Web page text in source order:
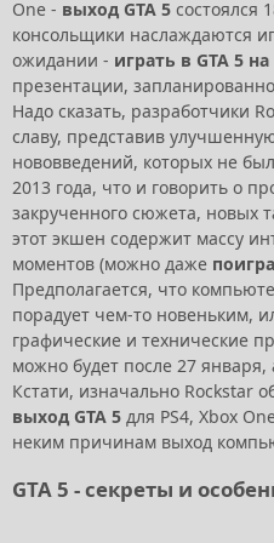
One - выход GTA 5 состоялся
консольщики наслаждаются
ожидании - играть в GTA 5
презентации,
Надо сказать, разработчики
славу, представив
нововведений, которых не
2013 года, что и говорить о
закрученного сюжета, новых
этот экшен содержит массу
моментов (можно даже
Предполагается, что
порадует чем-то новеньким,
графические и технические
можно будет после 27 января,
Кстати, изначально Rockstar
выход GTA 5 для PS4, Xbox
неким причинам выход
GTA 5 - секреты и